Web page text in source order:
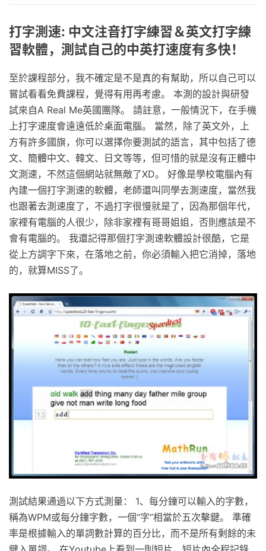
打字測速: 中文注音打字練習＆英文打字練
習軟體，測試自己的中英打速度有多快！
至於課程部分，我不確定是不是真的有幫助，所以自己可以
嘗試看看免費課程，覺得有用再考慮。 本測的設計與研發
試來自A Real Me英國團隊。 請註意，一般情況下，在手機
上打字速度會遠遠低於桌面電腦。 當然，除了英文外，上
方有許多國旗，你可以選擇你要測試的語言，其中包括了德
文、簡體中文、韓文、日文等等，但可惜的就是沒有正體中
文測速，不然這個網站就無敵了XD。 好像是學校電腦內有
內建一個打字測速的軟體，老師還叫同學去測速度，當然我
也跟著去測速度了，不過打字很慢就是了，因為那個年代，
家裡有電腦的人很少，除非家裡有哥哥姐姐，否則應該是不
會有電腦的。 我還記得那個打字測速軟體設計很酷，它是
從上方調字下來，在落地之前，你必須輸入把它消掉，落地
的，就算MISS了。
測試結果通過以下方式測量： 1、每分鐘可以輸入的字數，
稱為WPM或每分鐘字數，一個“字”相當於五次擊鍵。 準確
率是根據輸入的單詞數計算的百分比，而不是所有剩餘的未